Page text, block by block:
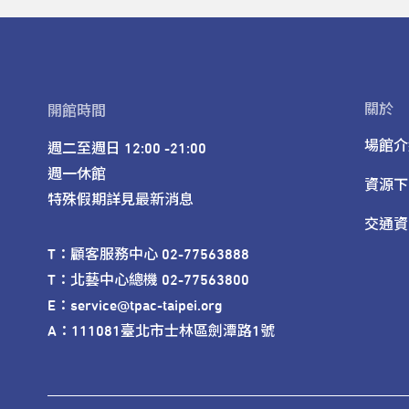
開館時間
週二至週日 12:00 -21:00
週一休館
特殊假期詳見最新消息
T：顧客服務中心 02-77563888
T：北藝中心總機 02-77563800
E：service@tpac-taipei.org
A：111081臺北市士林區劍潭路1號
關於
場館
資源
交通